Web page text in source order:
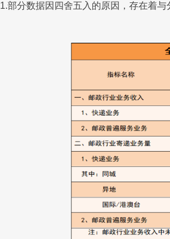
1.部分数据因四舍五入的原因，存在着